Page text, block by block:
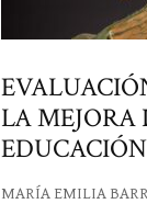
LA
MARÍA EMILIA